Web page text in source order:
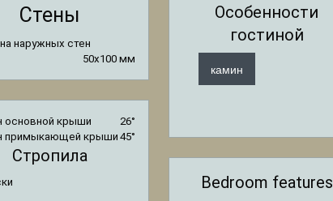
Стены
наружных стен
50x100 мм
основной крыши
26°
примыкающей крыши 45°
Стропила
Особенности
гостиной
камин
Bedroom features